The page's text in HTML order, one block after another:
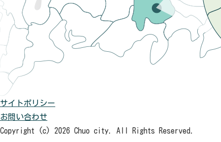
サイトポリシー
お問い合わせ
Copyright (c) 2026 Chuo city. All Rights Reserved.